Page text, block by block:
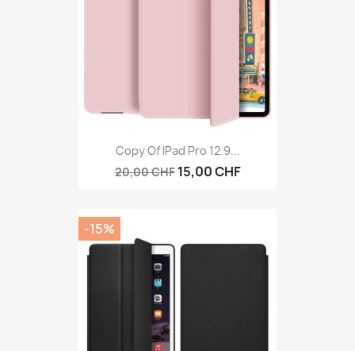
Copy Of IPad Pro 12.9...
20,00 CHF 15,00 CHF
-15%